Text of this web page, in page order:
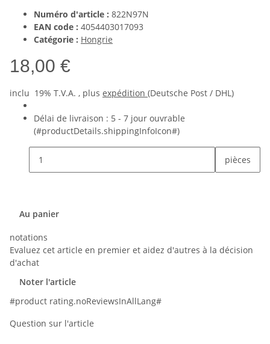
Numéro d'article : 822N97N
EAN code : 4054403017093
Catégorie : Hongrie
18,00 €
inclu 19% T.V.A. , plus expédition (Deutsche Post / DHL)
Délai de livraison : 5 - 7 jour ouvrable
(#productDetails.shippingInfoIcon#)
pièces
Au panier
notations
Evaluez cet article en premier et aidez d'autres à la décision
d'achat
Noter l'article
#product rating.noReviewsInAllLang#
Question sur l'article